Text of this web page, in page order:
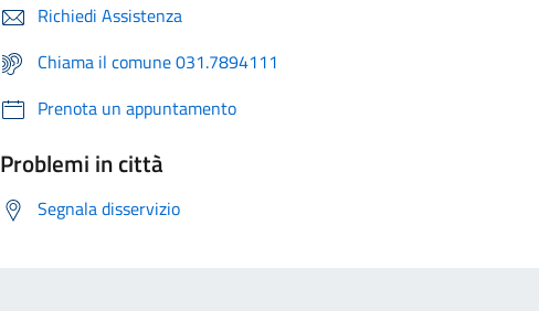
Richiedi Assistenza
Chiama il comune 031.7894111
Prenota un appuntamento
Problemi in città
Segnala disservizio